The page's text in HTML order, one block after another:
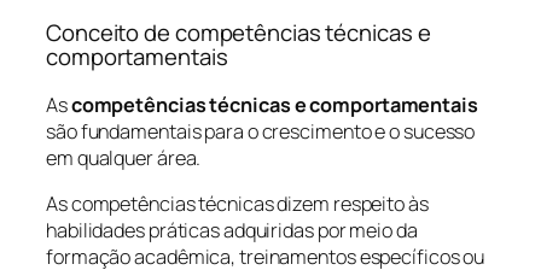
Conceito de competências técnicas e
comportamentais
Ascompetências técnicas e comportamentais
são fundamentais para o crescimento e o sucesso
em qualquer área.
As competências técnicas dizem respeito às
habilidades práticas adquiridas por meio da
formação acadêmica, treinamentos específicos ou